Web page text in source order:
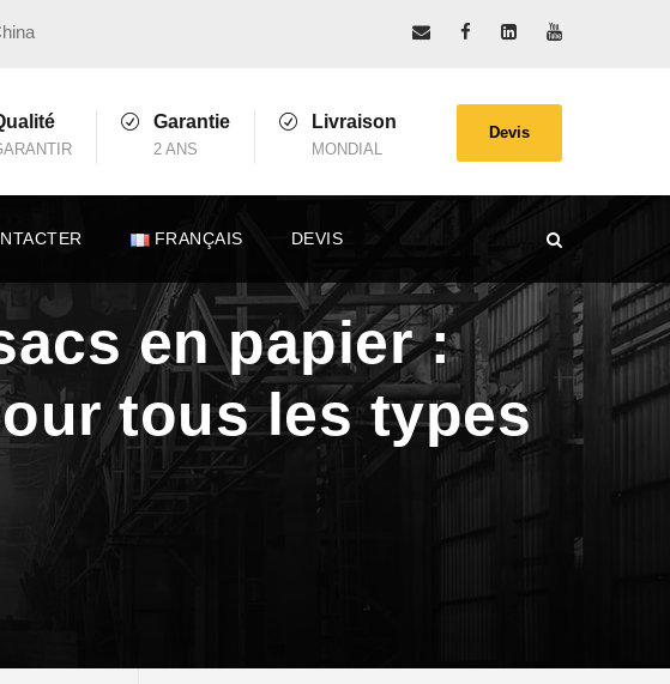
Garantie
2 ANS
Livraison
MONDIAL
Devis
FRANÇAIS DEVIS
en papier :
tous les types